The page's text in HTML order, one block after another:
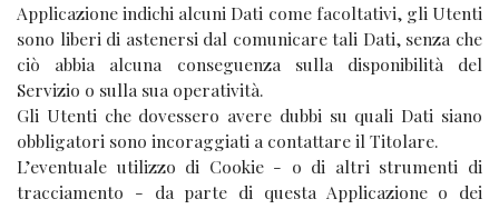
Applicazione indichi alcuni Dati come facoltativi, gli Utenti
sono liberi di astenersi dal comunicare tali Dati, senza che
ciò abbia alcuna conseguenza sulla disponibilità del
Servizio o sulla sua operatività.
Gli Utenti che dovessero avere dubbi su quali Dati siano
obbligatori sono incoraggiati a contattare il Titolare.
L’eventuale utilizzo di Cookie - o di altri strumenti di
tracciamento - da parte di questa Applicazione o dei